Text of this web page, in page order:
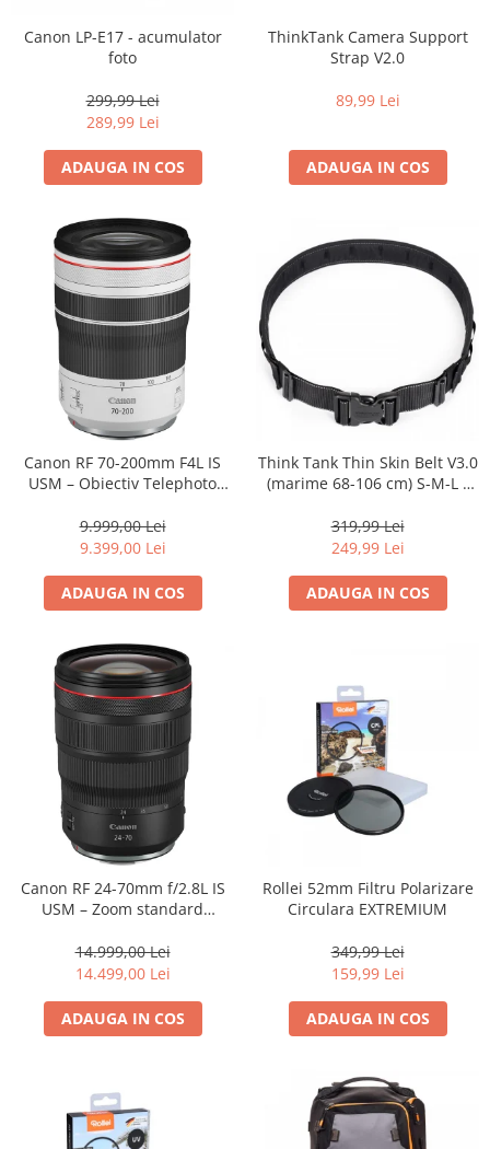
Canon LP-E17 - acumulator
foto
299,99 Lei
289,99 Lei
ADAUGA IN COS
ThinkTank Camera Support
Strap V2.0
89,99 Lei
ADAUGA IN COS
Canon RF 70-200mm F4L IS
USM – Obiectiv Telephoto
9.999,00 Lei
9.399,00 Lei
ADAUGA IN COS
Think Tank Thin Skin Belt V3.0
(marime 68-106 cm) S-M-L -
319,99 Lei
249,99 Lei
ADAUGA IN COS
Canon RF 24-70mm f/2.8L IS
USM – Zoom standard
14.999,00 Lei
14.499,00 Lei
ADAUGA IN COS
Rollei 52mm Filtru Polarizare
Circulara EXTREMIUM
349,99 Lei
159,99 Lei
ADAUGA IN COS